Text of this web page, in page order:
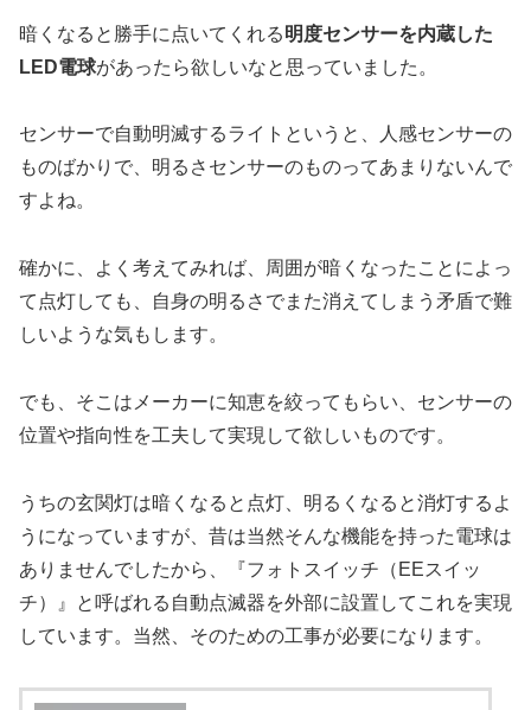
暗くなると勝手に点いてくれる明度センサーを内蔵した
LED電球があったら欲しいなと思っていました。
センサーで自動明滅するライトというと、人感センサーの
ものばかりで、明るさセンサーのものってあまりないんで
すよね。
確かに、よく考えてみれば、周囲が暗くなったことによっ
て点灯しても、自身の明るさでまた消えてしまう矛盾で難
しいような気もします。
でも、そこはメーカーに知恵を絞ってもらい、センサーの
位置や指向性を工夫して実現して欲しいものです。
うちの玄関灯は暗くなると点灯、明るくなると消灯するよ
うになっていますが、昔は当然そんな機能を持った電球は
ありませんでしたから、『フォトスイッチ（EEスイッ
チ）』と呼ばれる自動点滅器を外部に設置してこれを実現
しています。当然、そのための工事が必要になります。